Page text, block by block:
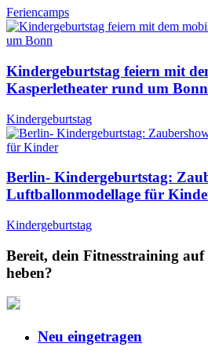
Feriencamps
Kindergeburtstag feiern mit
Kasperletheater rund um Bonn
Kindergeburtstag
Berlin- Kindergeburtstag:
Luftballonmodellage für
Kindergeburtstag
Bereit, dein Fitnesstraining auf
heben?
Neu eingetragen